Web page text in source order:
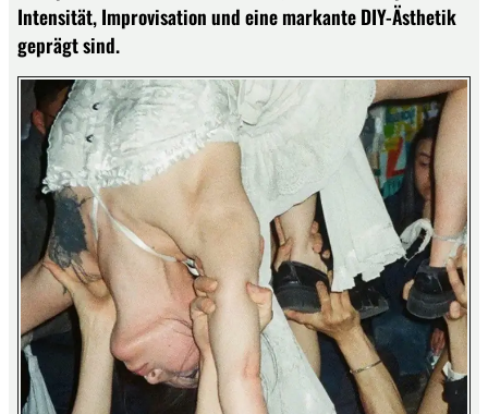
Intensität, Improvisation und eine markante DIY-Ästhetik
geprägt sind.